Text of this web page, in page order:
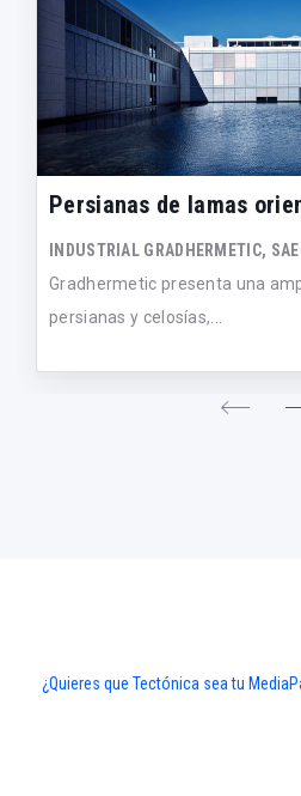
Persianas de lamas
INDUSTRIAL GRADHERMETIC, SAE
Gradhermetic presenta una
persianas y celosías,...
¿Quieres que Tectónica sea tu